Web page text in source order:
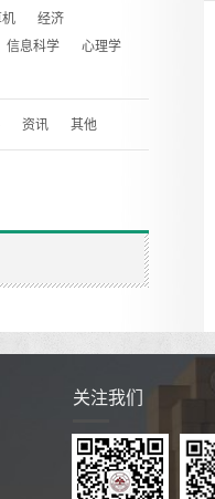
经济
信息科学
心理学
资讯 其他
关注我们